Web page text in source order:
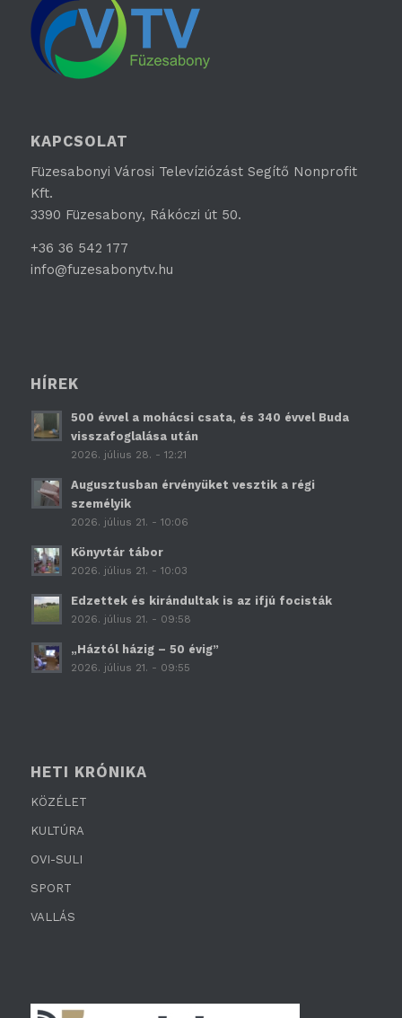
KAPCSOLAT
Füzesabonyi Városi Televíziózást Segítő Nonprofit
Kft.
3390 Füzesabony, Rákóczi út 50.
+36 36 542 177
info@fuzesabonytv.hu
HÍREK
500 évvel a mohácsi csata, és 340 évvel Buda
visszafoglalása után
2026. július 28. - 12:21
Augusztusban érvényüket vesztik a régi
személyik
2026. július 21. - 10:06
Könyvtár tábor
2026. július 21. - 10:03
Edzettek és kirándultak is az ifjú focisták
2026. július 21. - 09:58
„Háztól házig – 50 évig”
2026. július 21. - 09:55
HETI KRÓNIKA
KÖZÉLET
KULTÚRA
OVI-SULI
SPORT
VALLÁS